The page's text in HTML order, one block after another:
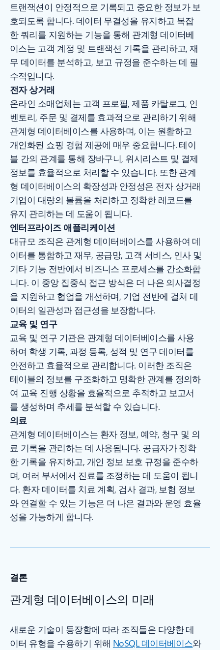
트랜잭션이 안정적으로 기록되고 중요한 정보가 보
호되도록 합니다. 데이터 무결성을 유지하고 복잡
한 쿼리를 지원하는 기능을 통해 관계형 데이터베
이스는 고객 계정 및 트랜잭션 기록을 관리하고, 재
무 데이터를 분석하고, 보고 규정을 준수하는 데 필
수적입니다.
전자 상거래
온라인 소매업체는 고객 프로필, 제품 카탈로그, 인
벤토리, 주문 및 결제를 효과적으로 관리하기 위해
관계형 데이터베이스를 사용하며, 이는 원활하고
개인화된 쇼핑 경험 제공에 매우 중요합니다. 테이
블 간의 관계를 통해 장바구니, 위시리스트 및 결제
정보를 효율적으로 처리할 수 있습니다. 또한 관계
형 데이터베이스의 확장성과 안정성은 전자 상거래
기업이 대량의 볼륨을 처리하고 정확한 레코드를
유지 관리하는 데 도움이 됩니다.
엔터프라이즈 애플리케이션
대규모 조직은 관계형 데이터베이스를 사용하여 데
이터를 통합하고 재무, 공급망, 고객 서비스, 인사 및
기타 기능 전반에서 비즈니스 프로세스를 간소화합
니다. 이 중앙 집중식 접근 방식은 더 나은 의사결정
을 지원하고 협업을 개선하며, 기업 전반에 걸쳐 데
이터의 일관성과 접근성을 보장합니다.
교육 및 연구
교육 및 연구 기관은 관계형 데이터베이스를 사용
하여 학생 기록, 과정 등록, 성적 및 연구 데이터를
안전하고 효율적으로 관리합니다. 이러한 조직은
테이블의 정보를 구조화하고 명확한 관계를 정의하
여 교육 진행 상황을 효율적으로 추적하고 보고서
를 생성하며 추세를 분석할 수 있습니다.
의료
관계형 데이터베이스는 환자 정보, 예약, 청구 및 의
료 기록을 관리하는 데 사용됩니다. 공급자가 정확
한 기록을 유지하고, 개인 정보 보호 규정을 준수하
며, 여러 부서에서 진료를 조정하는 데 도움이 됩니
다. 환자 데이터를 치료 계획, 검사 결과, 보험 정보
와 연결할 수 있는 기능은 더 나은 결과와 운영 효율
성을 가능하게 합니다.
결론
관계형 데이터베이스의 미래
새로운 기술이 등장함에 따라 조직들은 다양한 데
이터 유형을 수용하기 위해 NoSQL 데이터베이스와